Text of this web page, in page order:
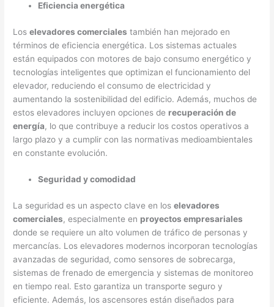
Eficiencia energética
Loselevadores comerciales también han mejorado en
términos de eficiencia energética. Los sistemas actuales
están equipados con motores de bajo consumo energético y
tecnologías inteligentes que optimizan el funcionamiento del
elevador, reduciendo el consumo de electricidad y
aumentando la sostenibilidad del edificio. Además, muchos de
estos elevadores incluyen opciones de recuperación de
energía, lo que contribuye a reducir los costos operativos a
largo plazo y a cumplir con las normativas medioambientales
en constante evolución.
Seguridad y comodidad
La seguridad es un aspecto clave en loselevadores
comerciales, especialmente en proyectos empresariales
donde se requiere un alto volumen de tráfico de personas y
mercancías. Los elevadores modernos incorporan tecnologías
avanzadas de seguridad, como sensores de sobrecarga,
sistemas de frenado de emergencia y sistemas de monitoreo
en tiempo real. Esto garantiza un transporte seguro y
eficiente. Además, los ascensores están diseñados para